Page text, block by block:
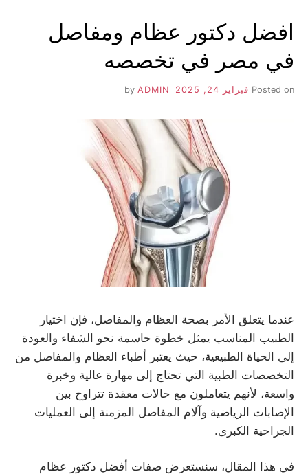
افضل دكتور عظام ومفاصل
في مصر في تخصصه
Posted on فبراير 24, 2025 ADMIN
عندما يتعلق الأمر بصحة العظام والمفاصل، فإن اختيار
الطبيب المناسب يمثل خطوة حاسمة نحو الشفاء والعودة
إلى الحياة الطبيعية، حيث يعتبر أطباء العظام والمفاصل من
التخصصات الطبية التي تحتاج إلى مهارة عالية وخبرة
واسعة، لأنهم يتعاملون مع حالات معقدة تتراوح بين
الإصابات الرياضية وآلام المفاصل المزمنة إلى العمليات
الجراحية الكبرى.
في هذا المقال، سنستعرض صفات أفضل دكتور عظام